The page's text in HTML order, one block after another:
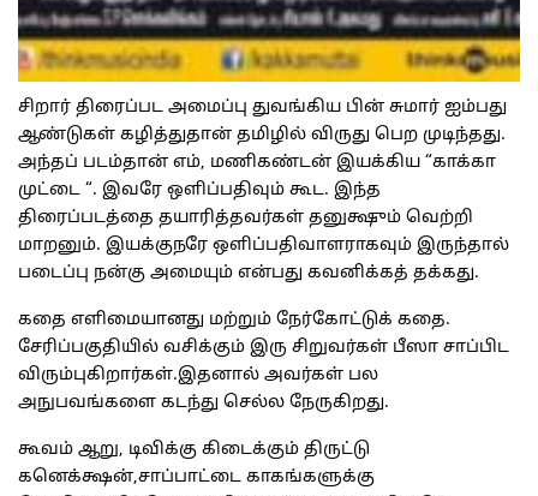
சிறார் திரைப்பட அமைப்பு துவங்கிய பின் சுமார் ஐம்பது
ஆண்டுகள் கழித்துதான் தமிழில் விருது பெற முடிந்தது.
அந்தப் படம்தான் எம், மணிகண்டன் இயக்கிய “காக்கா
முட்டை “. இவரே ஒளிப்பதிவும் கூட. இந்த
திரைப்படத்தை தயாரித்தவர்கள் தனுக்ஷும் வெற்றி
மாறனும். இயக்குநரே ஒளிப்பதிவாளராகவும் இருந்தால்
படைப்பு நன்கு அமையும் என்பது கவனிக்கத் தக்கது.
கதை எளிமையானது மற்றும் நேர்கோட்டுக் கதை.
சேரிப்பகுதியில் வசிக்கும் இரு சிறுவர்கள் பீஸா சாப்பிட
விரும்புகிறார்கள்.இதனால் அவர்கள் பல
அநுபவங்களை கடந்து செல்ல நேருகிறது.
கூவம் ஆறு, டிவிக்கு கிடைக்கும் திருட்டு
கனெக்க்ஷன்,சாப்பாட்டை காகங்களுக்கு